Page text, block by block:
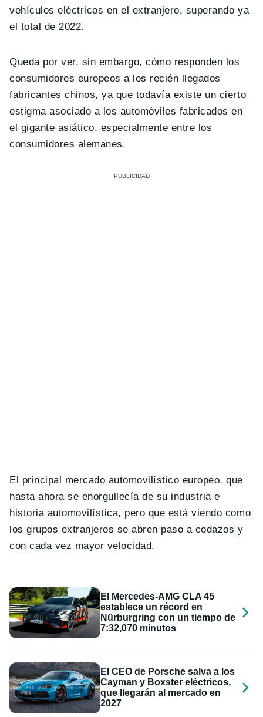
vehículos eléctricos en el extranjero, superando ya
el total de 2022.
Queda por ver, sin embargo, cómo responden los
consumidores europeos a los recién llegados
fabricantes chinos, ya que todavía existe un cierto
estigma asociado a los automóviles fabricados en
el gigante asiático, especialmente entre los
consumidores alemanes.
El principal mercado automovilístico europeo, que
hasta ahora se enorgullecía de su industria e
historia automovilística, pero que está viendo como
los grupos extranjeros se abren paso a codazos y
con cada vez mayor velocidad.
El Mercedes-AMG CLA 45
establece un récord en
Nürburgring con un tiempo de
7:32,070 minutos
El CEO de Porsche salva a los
Cayman y Boxster eléctricos,
que llegarán al mercado en
2027